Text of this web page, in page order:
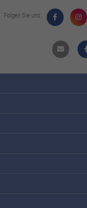
Folgen Sie uns:
Mail